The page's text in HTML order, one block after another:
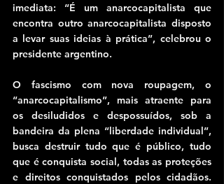
imediata: “É um anarcocapitalista que
encontra outro anarcocapitalista disposto
a levar suas ideias à prática”, celebrou o
presidente argentino.
O fascismo com nova roupagem, o
“anarcocapitalismo”, mais atraente para
os desiludidos e despossuídos, sob a
bandeira da plena “liberdade individual”,
busca destruir tudo que é público, tudo
que é conquista social, todas as proteções
e direitos conquistados pelos cidadãos.